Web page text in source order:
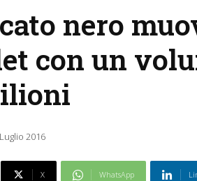
nero
con un
2016
X WhatsApp